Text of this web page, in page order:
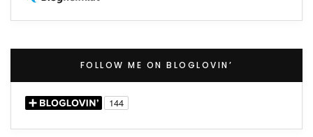
FOLLOW ME ON BLOGLOVIN’